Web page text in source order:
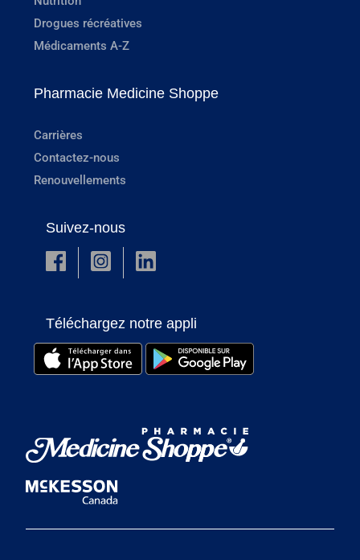
Drogues récréatives
Médicaments A-Z
Pharmacie Medicine Shoppe
Carrières
Contactez-nous
Renouvellements
Suivez-nous
Téléchargez notre appli